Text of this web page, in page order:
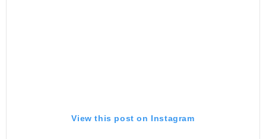
View this post on Instagram